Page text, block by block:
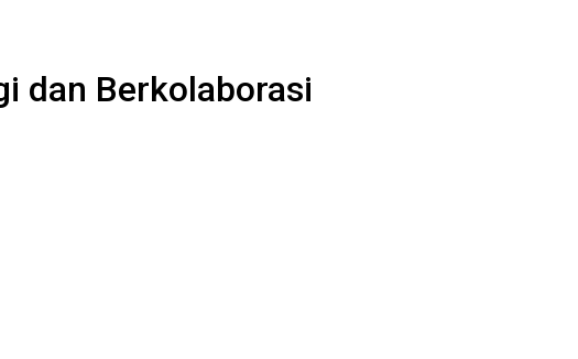
dan Berkolaborasi